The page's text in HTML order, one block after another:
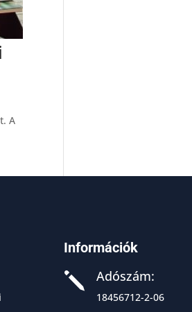
A
Információk
j Adószám:
18456712-2-06